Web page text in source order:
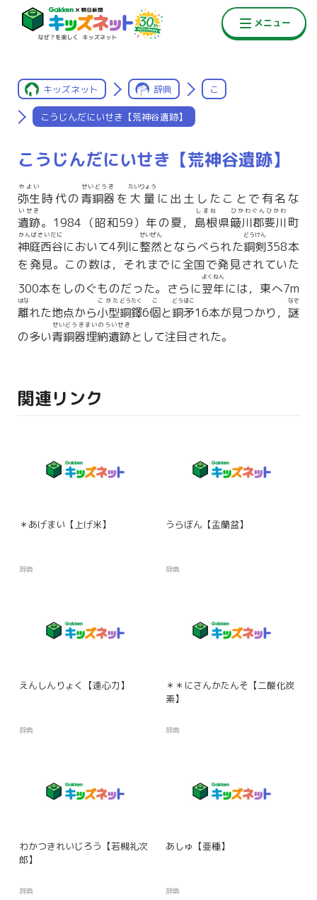
キッズネット 辞典 こ
こうじんだにいせき【荒神谷遺跡】
こうじんだにいせき【荒神谷遺跡】
弥生
やよい
時代の青銅器
せいどうき
を 大量
たいりょう
に出土したことで有名な
遺跡
いせき
。1984（昭和59）年の夏， 島根
しまね
県簸川郡斐川
ひかわぐんひかわ
町
神庭西谷
かんばさいだに
において4列に整然
せいぜん
とならべられた銅剣
どうけん
358本
を発見。この数は，それまでに全国で発見されていた
300本をしのぐものだった。さらに翌年
よくねん
には，東へ7m
離
はな
れた地点から小型
こがた
銅鐸
どうたく
6個
こ
と銅矛
どうほこ
16本が見つかり， 謎
なぞ
の多い青銅器埋納遺跡
せいどうきまいのういせき
として注目された。
関連リンク
＊あげまい【上げ米】
辞典
うらぼん【盂蘭盆】
辞典
えんしんりょく【遠心力】
辞典
＊＊にさんかたんそ【二酸化炭
素】
辞典
わかつきれいじろう【若槻礼次
郎】
辞典
あしゅ【亜種】
辞典